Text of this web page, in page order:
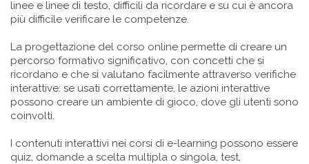
linee e linee di testo, difficili da ricordare e su cui è ancora
più difficile verificare le competenze.
La progettazione del corso online permette di creare un
percorso formativo significativo, con concetti che si
ricordano e che si valutano facilmente attraverso verifiche
interattive: se usati correttamente, le azioni interattive
possono creare un ambiente di gioco, dove gli utenti sono
coinvolti.
I contenuti interattivi nei corsi di e-learning possono essere
quiz, domande a scelta multipla o singola, test,